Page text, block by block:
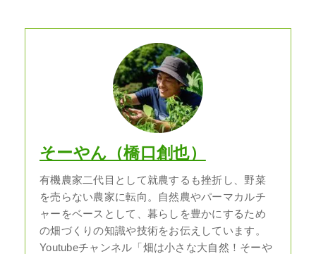
そーやん（橋口創也）
有機農家二代目として就農するも挫折し、野菜
を売らない農家に転向。自然農やパーマカルチ
ャーをベースとして、暮らしを豊かにするため
の畑づくりの知識や技術をお伝えしています。
Youtubeチャンネル「畑は小さな大自然！そーや